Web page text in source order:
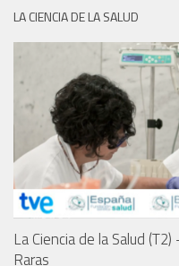
LA CIENCIA DE LA SALUD
La Ciencia de la Salud
Raras